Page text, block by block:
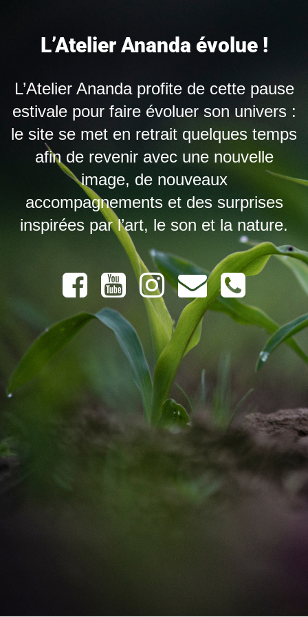
L’Atelier Ananda évolue !
L’Atelier Ananda profite de cette pause
estivale pour faire évoluer son univers :
le site se met en retrait quelques temps
afin de revenir avec une nouvelle
image, de nouveaux
accompagnements et des surprises
inspirées par l’art, le son et la nature.